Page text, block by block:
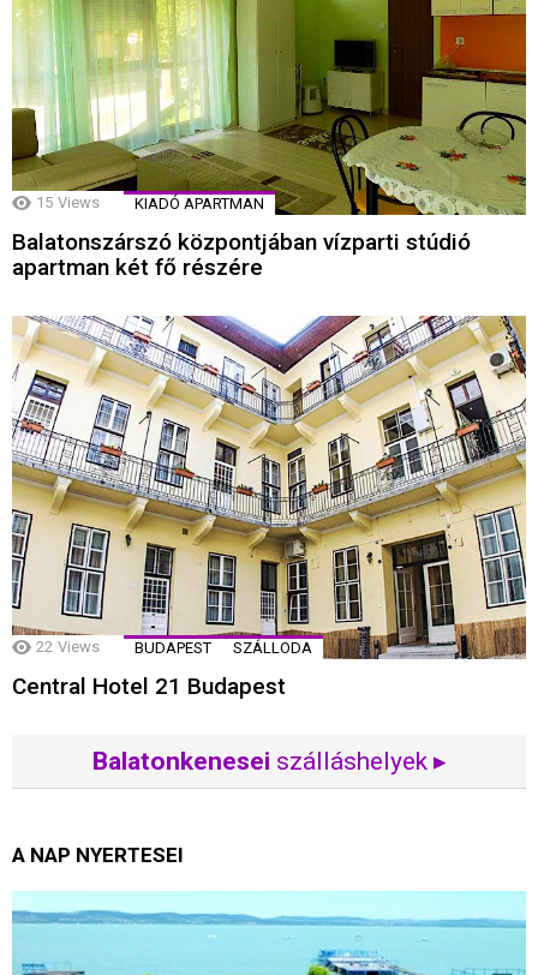
15 Views KIADÓ APARTMAN
Balatonszárszó központjában vízparti stúdió
apartman két fő részére
22 Views BUDAPEST SZÁLLODA
Central Hotel 21 Budapest
Balatonkenesei szálláshelyek ▸
A NAP NYERTESEI